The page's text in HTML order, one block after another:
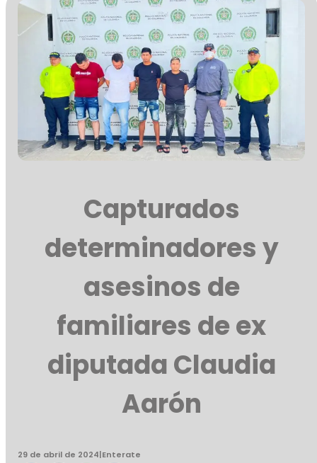
Capturados
determinadores y
asesinos de
familiares de ex
diputada Claudia
Aarón
29 de abril de 2024|Enterate